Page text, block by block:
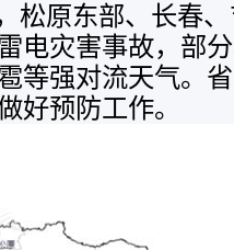
松原东部、长春
电灾害事故，部
等强对流天气。
好预防工作。